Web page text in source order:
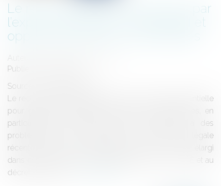
Le recouvrement des créances par
l’expert-comptable : cadre légal et
opportunités pour les entreprises
Auteur : Delahousse Christophe
Publié le :
Source :
Le recouvrement de créances est une activité essentielle
pour garantir la pérennité financière des entreprises, en
particulier des TPE-PME, souvent confrontées à des
problématiques de trésorerie. Avec l’évolution légale
récente, les experts-comptables jouent un rôle élargi
dans cette mission, notamment grâce à la loi PACTE et au
décret de 2019 q...